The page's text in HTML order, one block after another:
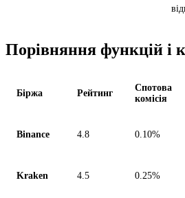
Порівняння функцій і
Біржа Рейтинг
Спотова
комісія
Binance 4.8 0.10%
Kraken 4.5 0.25%